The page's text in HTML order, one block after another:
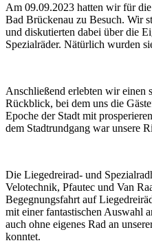
Am 09.09.2023 hatten wir für
Bad Brückenau zu Besuch. Wir
und diskutierten dabei über die
Spezialräder. Nätürlich wurden
Anschließend erlebten wir einen
Rückblick, bei dem uns die
Epoche der Stadt mit
dem Stadtrundgang war unsere
Die Liegedreirad- und
Velotechnik, Pfautec und Van
Begegnungsfahrt auf
mit einer fantastischen Auswahl
auch ohne eigenes Rad an
konntet.